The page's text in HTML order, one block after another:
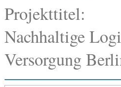
Projekttitel:
Nachhaltige
Versorgung